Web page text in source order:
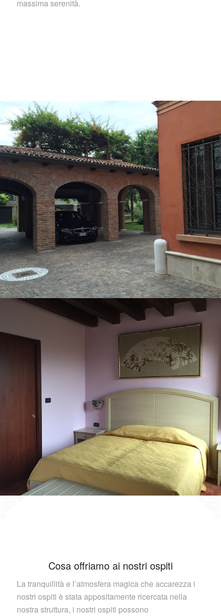
massima serenità.
Cosa offriamo ai nostri ospiti
La tranquillità e l’atmosfera magica che accarezza i
nostri ospiti è stata appositamente ricercata nella
nostra struttura, i nostri ospiti possono